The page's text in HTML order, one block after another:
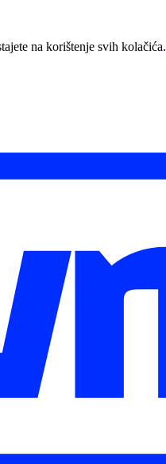
na korištenje svih kolačića.